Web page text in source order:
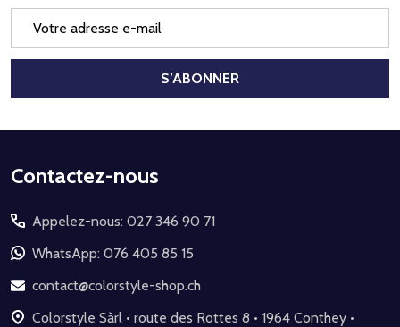
mail
S’ABONNER
Début
pied
de
page
Contactez-nous
Appelez-nous: 027 346 90 71
WhatsApp: 076 405 85 15
contact@colorstyle-shop.ch
Colorstyle Sàrl • route des Rottes 8 • 1964 Conthey •